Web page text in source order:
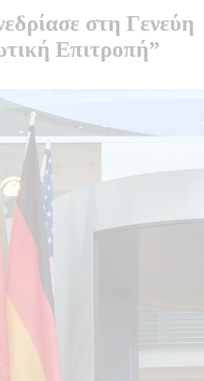
στη Γενεύη
Επιτροπή”